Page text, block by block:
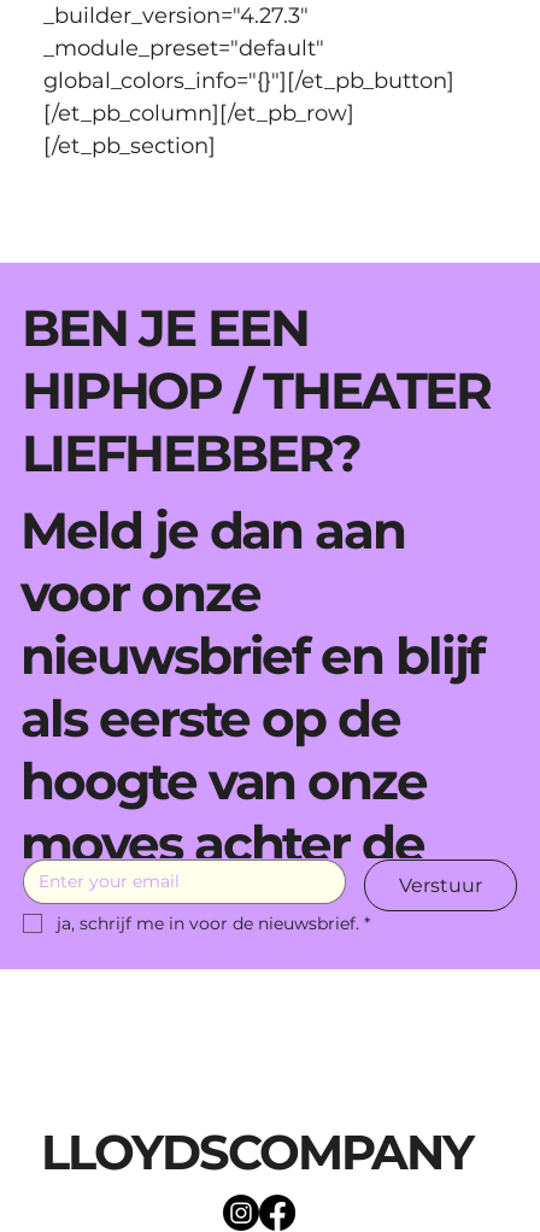
_builder_version="4.27.3"
_module_preset="default"
global_colors_info="{}"][/et_pb_button]
[/et_pb_column][/et_pb_row]
[/et_pb_section]
BEN JE EEN
HIPHOP / THEATER
LIEFHEBBER?
Meld je dan aan
voor onze
nieuwsbrief en blijf
als eerste op de
hoogte van onze
moves achter de
schermen.
Verstuur
ja, schrijf me in voor de nieuwsbrief. *
LLOYDSCOMPANY